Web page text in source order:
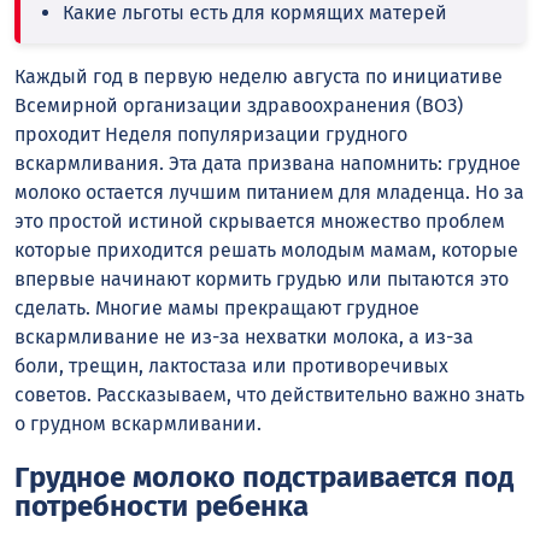
Какие льготы есть для кормящих матерей
Каждый год в первую неделю августа по инициативе
Всемирной организации здравоохранения (ВОЗ)
проходит Неделя популяризации грудного
вскармливания. Эта дата призвана напомнить: грудное
молоко остается лучшим питанием для младенца. Но за
это простой истиной скрывается множество проблем
которые приходится решать молодым мамам, которые
впервые начинают кормить грудью или пытаются это
сделать. Многие мамы прекращают грудное
вскармливание не из-за нехватки молока, а из-за
боли, трещин, лактостаза или противоречивых
советов. Рассказываем, что действительно важно знать
о грудном вскармливании.
Грудное молоко подстраивается под
потребности ребенка